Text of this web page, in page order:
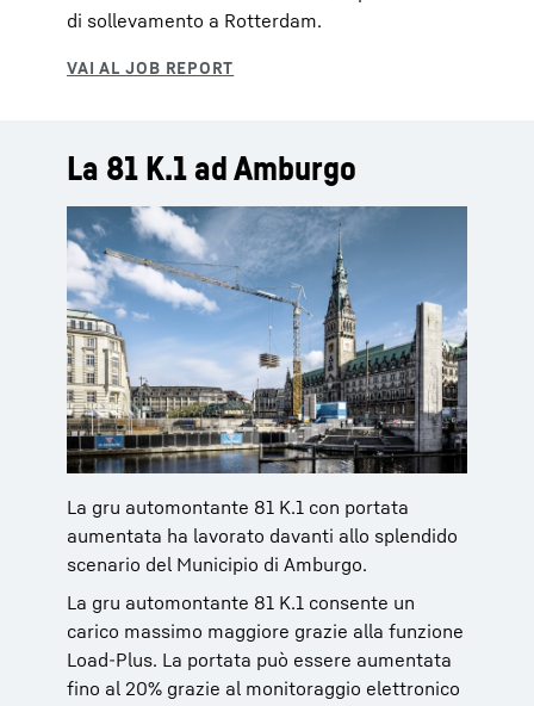
di sollevamento a Rotterdam.
La 81 K.1 ad Amburgo
La gru automontante 81 K.1 con portata
aumentata ha lavorato davanti allo splendido
scenario del Municipio di Amburgo.
La gru automontante 81 K.1 consente un
carico massimo maggiore grazie alla funzione
Load-Plus. La portata può essere aumentata
fino al 20% grazie al monitoraggio elettronico